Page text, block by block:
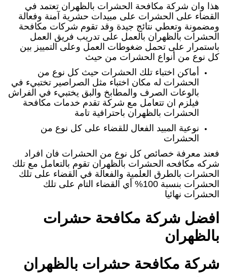
هذا وان شركة مكافحة الحشرات بالظهران تعتمد في
القضاء على الحشرات على مبيدات حشرية آمنة وفعالة
ومضمونة وتعطي نتائج جيدة وقد تقوم شركات مكافحة
الحشرات بالظهران بالعمل على تدريب فريق العمل
باستمرار على تحمل ضغوطات العمل وعلى التمييز بين
كل نوع من أنواع الحشرات من حيث
أماكن اختباء تلك الحشرات حيث كل نوع من
الحشرات له مكان اختباء مثل الصراصير تختبيء في
بالوعات الصرف والمطابخ والبق يختبيء في الفراش
فيلزم ان تتعامل مع شركة تقدم خدمات مكافحة
الحشرات بالظهران باحترافية تامة
نوعية المبيد الفعال للقضاء على كل نوع من
الحشرات
فعند معرفة خصائص كل نوع من الحشرات فان افراد
شركه مكافحه الحشرات بالظهران تقوم بالتعامل مع تلك
الحشرات بالطرق العلمية والفعالة في القضاء على تلك
الحشرات بنسبة 100% أي القضاء التام على تلك
الحشرات نهائيا
افضل شركة مكافحة حشرات
بالظهران
شركة مكافحة حشرات بالظهران